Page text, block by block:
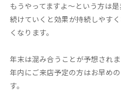
もうやってますよ～という方は是
続けていくと効果が持続しやす
くなります。
年末は混み合うことが予想され
年内にご来店予定の方はお早め
す。